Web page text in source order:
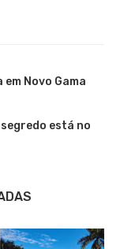
Novo Gama
está no